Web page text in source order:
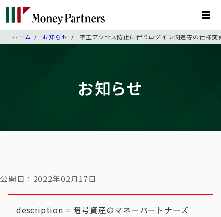
ホーム お知らせ 不正アクセス防止に伴うログイン関連等の仕様変
お知らせ
公開日：2022年02月17日
description = 暗号資産のマネーパートナーズ